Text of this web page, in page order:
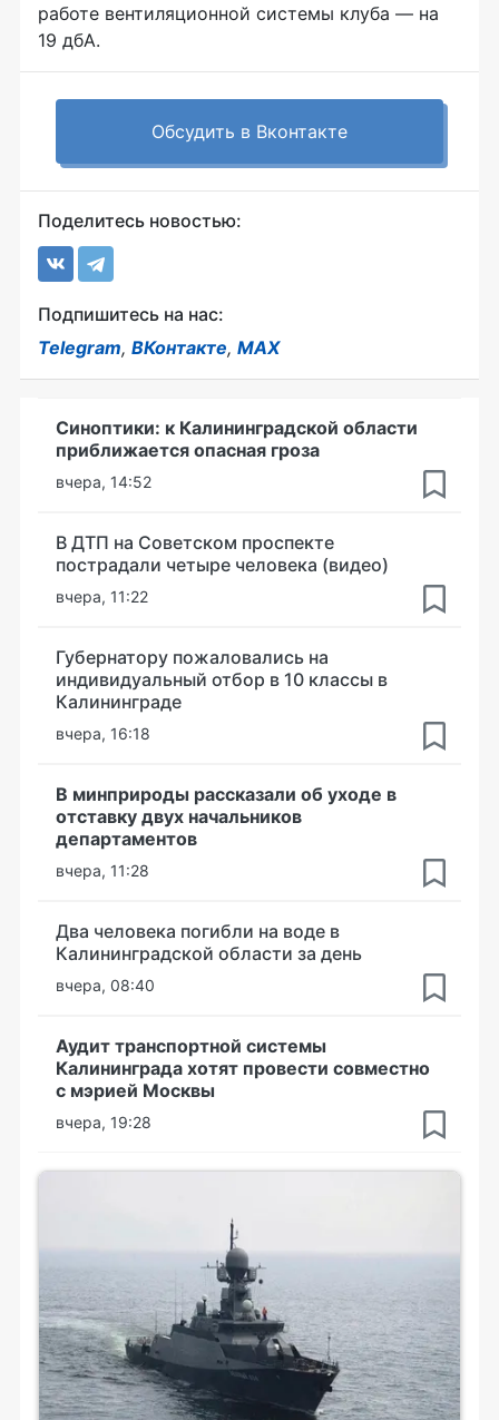
работе вентиляционной системы клуба — на
19 дбА.
Обсудить в Вконтакте
Поделитесь новостью:
Подпишитесь на нас:
Telegram, ВКонтакте, MAX
Синоптики: к Калининградской области
приближается опасная гроза
вчера, 14:52
В ДТП на Советском проспекте
пострадали четыре человека (видео)
вчера, 11:22
Губернатору пожаловались на
индивидуальный отбор в 10 классы в
Калининграде
вчера, 16:18
В минприроды рассказали об уходе в
отставку двух начальников
департаментов
вчера, 11:28
Два человека погибли на воде в
Калининградской области за день
вчера, 08:40
Аудит транспортной системы
Калининграда хотят провести совместно
с мэрией Москвы
вчера, 19:28